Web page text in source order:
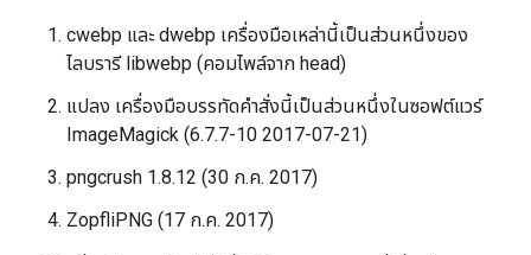
cwebp และ dwebp เครื่องมือเหล่านี้เป็นส่วนหนึ่งของ
ไลบรารี libwebp (คอมไพล์จาก head)
แปลง เครื่องมือบรรทัดคำสั่งนี้เป็นส่วนหนึ่งในซอฟต์แวร์
ImageMagick (6.7.7-10 2017-07-21)
pngcrush 1.8.12 (30 ก.ค. 2017)
ZopfliPNG (17 ก.ค. 2017)